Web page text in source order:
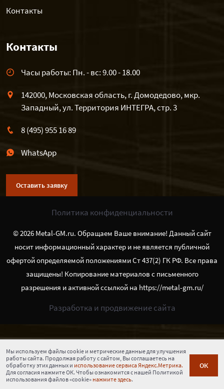
Контакты
Контакты
Часы работы: Пн. - вс: 9.00 - 18.00
142000, Московская область, г. Домодедово, мкр.
Западный, ул. Территория ИНТЕГРА, стр. 3
8 (495) 955 16 89
WhatsApp
Оставить заявку
Политика конфиденциальности
© 2026 Metal-GM.ru. Обращаем Ваше внимание! Данный сайт
носит информационный характер и не является публичной
офертой определяемой положениями Ст 437(2) ГК РФ. Все права
защищены! Копирование материалов с письменного
разрешения и активной ссылкой на https://metal-gm.ru/
Разработка и продвижение сайта
Мы используем файлы cookie и метрические данные для улучшения
работы сайта. Продолжая работу с сайтом, Вы соглашаетесь на
обработку этих данных и использование сервиса Яндекс.Метрика.
Для согласия нажмите ОК. Чтобы ознакомится с нашей Политикой
использования файлов «cookie» нажмите здесь.
ОК